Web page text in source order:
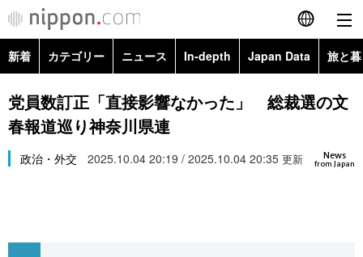
English
简体字
カテゴリー
経済・ビジネス
トップ
In-depth
新着 カテゴリー ニュース In-depth Japan Data 旅と
政治・外交
経済・ビジネス
Topics
党員数訂正「直接影響なかった」 総裁選の文
春報道巡り神奈川県連
News
from Japan
政治・外交 2025.10.04 20:19 / 2025.10.04 20:35 更新